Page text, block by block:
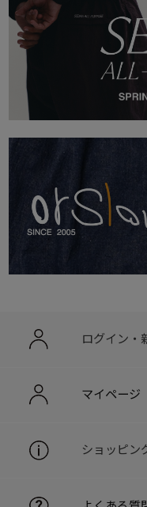
ログイン・
マイページ
ショッピン